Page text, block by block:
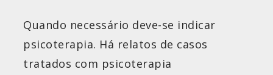
Quando necessário deve-se indicar
psicoterapia. Há relatos de casos
tratados com psicoterapia